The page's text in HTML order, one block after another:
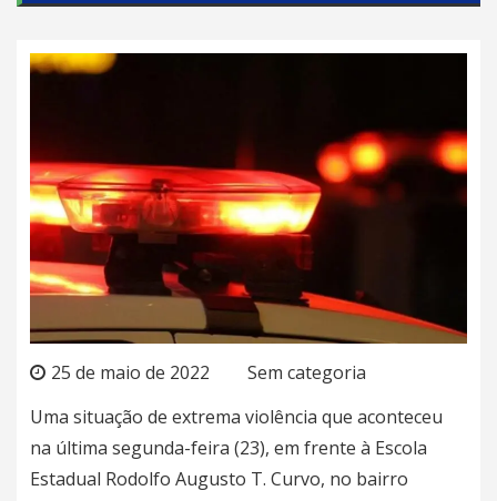
25 de maio de 2022
Sem categoria
Uma situação de extrema violência que aconteceu
na última segunda-feira (23), em frente à Escola
Estadual Rodolfo Augusto T. Curvo, no bairro